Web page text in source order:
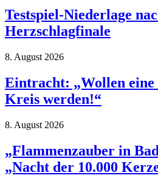
Testspiel-Niederlage
Herzschlagfinale
8. August 2026
Eintracht: „Wollen eine
Kreis werden!“
8. August 2026
„Flammenzauber in
„Nacht der 10.000